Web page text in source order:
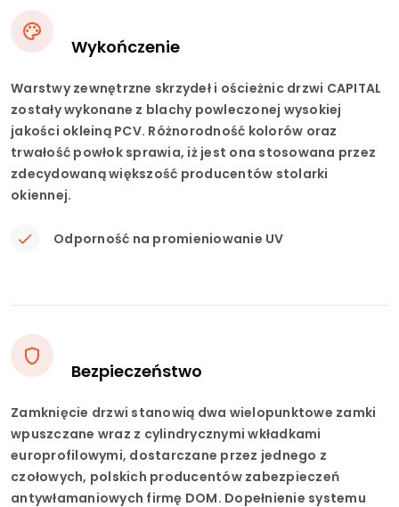
Wykończenie
Warstwy zewnętrzne skrzydeł i ościeżnic drzwi CAPITAL
zostały wykonane z blachy powleczonej wysokiej
jakości okleiną PCV. Różnorodność kolorów oraz
trwałość powłok sprawia, iż jest ona stosowana przez
zdecydowaną większość producentów stolarki
okiennej.
Odporność na promieniowanie UV
Bezpieczeństwo
Zamknięcie drzwi stanowią dwa wielopunktowe zamki
wpuszczane wraz z cylindrycznymi wkładkami
europrofilowymi, dostarczane przez jednego z
czołowych, polskich producentów zabezpieczeń
antywłamaniowych firmę DOM. Dopełnienie systemu